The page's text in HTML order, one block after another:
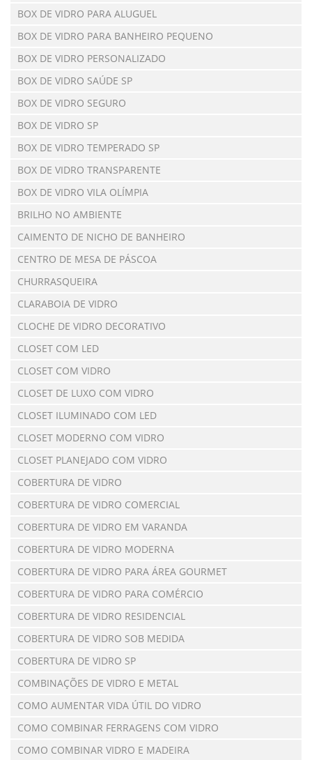
BOX DE VIDRO PARA ALUGUEL
BOX DE VIDRO PARA BANHEIRO PEQUENO
BOX DE VIDRO PERSONALIZADO
BOX DE VIDRO SAÚDE SP
BOX DE VIDRO SEGURO
BOX DE VIDRO SP
BOX DE VIDRO TEMPERADO SP
BOX DE VIDRO TRANSPARENTE
BOX DE VIDRO VILA OLÍMPIA
BRILHO NO AMBIENTE
CAIMENTO DE NICHO DE BANHEIRO
CENTRO DE MESA DE PÁSCOA
CHURRASQUEIRA
CLARABOIA DE VIDRO
CLOCHE DE VIDRO DECORATIVO
CLOSET COM LED
CLOSET COM VIDRO
CLOSET DE LUXO COM VIDRO
CLOSET ILUMINADO COM LED
CLOSET MODERNO COM VIDRO
CLOSET PLANEJADO COM VIDRO
COBERTURA DE VIDRO
COBERTURA DE VIDRO COMERCIAL
COBERTURA DE VIDRO EM VARANDA
COBERTURA DE VIDRO MODERNA
COBERTURA DE VIDRO PARA ÁREA GOURMET
COBERTURA DE VIDRO PARA COMÉRCIO
COBERTURA DE VIDRO RESIDENCIAL
COBERTURA DE VIDRO SOB MEDIDA
COBERTURA DE VIDRO SP
COMBINAÇÕES DE VIDRO E METAL
COMO AUMENTAR VIDA ÚTIL DO VIDRO
COMO COMBINAR FERRAGENS COM VIDRO
COMO COMBINAR VIDRO E MADEIRA